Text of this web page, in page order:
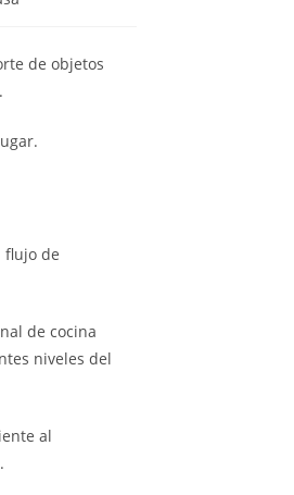
de objetos
flujo de
de cocina
niveles del
al